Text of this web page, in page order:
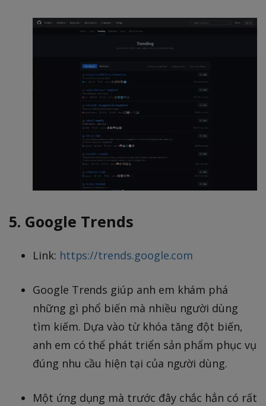
5. Google Trends
Link: https://trends.google.com
Google Trends giúp anh em khám phá
những gì phổ biến mà nhiều người dùng
tìm kiếm. Dựa vào từ khóa tăng đột biến,
anh em có thể phát triển sản phẩm phục vụ
đúng nhu cầu hiện tại của người dùng.
Một ứng dụng mà trước đây chắc hẳn có rất